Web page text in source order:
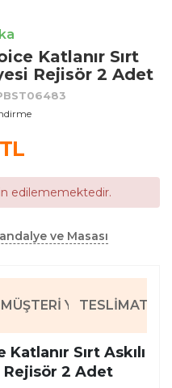
Katlanır Sırt
Rejisör 2 Adet
TL
edilememektedir.
ve Masası
MÜŞTERI YORUMLARI
TESLIMAT
Sırt Askılı
Rejisör 2 Adet